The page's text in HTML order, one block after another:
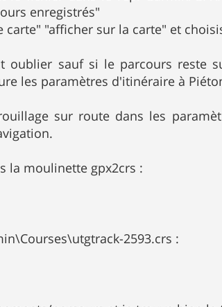
enregistrés"
carte" "afficher sur la carte" et
oublier sauf si le parcours reste
les paramètres d'itinéraire à
sur route dans les
la moulinette gpx2crs :
2593.crs :